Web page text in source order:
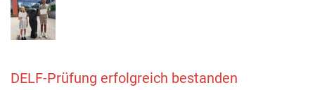
DELF-Prüfung erfolgreich bestanden